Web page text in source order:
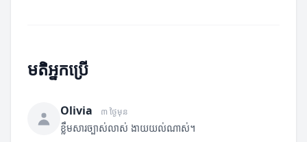
មតិអ្នកប្រើ
Olivia ៣ ថ្ងៃមុន
ខ្លឹមសារច្បាស់លាស់ ងាយយល់ណាស់។